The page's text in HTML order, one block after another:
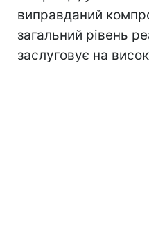
виправданий
загальний рівень
заслуговує на